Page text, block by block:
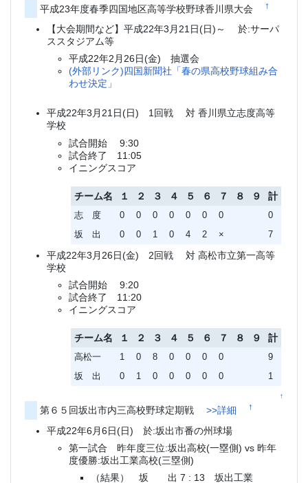
平成23年度春季四国地区高等学校野球香川県大会†
【大会期間など】平成22年3月21日(日)～ 於:サーパ
ススタジアム等
平成22年2月26日(金) 抽選会
(外部リンク)四国新聞社「春の県高校野球組み合
わせ決定」
平成22年3月21日(日) 1回戦 対 香川県立志度高等
学校
試合開始 9:30
試合終了 11:05
イニングスコア
チーム名 １ ２ ３ ４ ５ ６ ７ ８ ９ 計
志 度 0 0 0 0 0 0 0
0
坂 出
0 0 1 0 4 2 × 7
平成22年3月26日(金) 2回戦 対 高松市立第一高等
学校
試合開始 9:20
試合終了 11:20
イニングスコア
チーム名 １ ２ ３ ４ ５ ６ ７ ８ ９ 計
高松一 1 0 8 0 0 0 0
9
坂 出
0 1 0 0 0 0 0 1
↑
第６５回坂出市内三高校野球定期戦>>詳細 †
平成22年6月6日(日) 於:坂出市番の州球場
第一試合 昨年度三位:坂出高校(一塁側) vs 昨年
度優勝:坂出工業高校(三塁側)
（結果） 坂 出 7 : 13 坂出工業